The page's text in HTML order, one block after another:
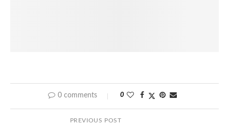
0 comments 0
PREVIOUS POST